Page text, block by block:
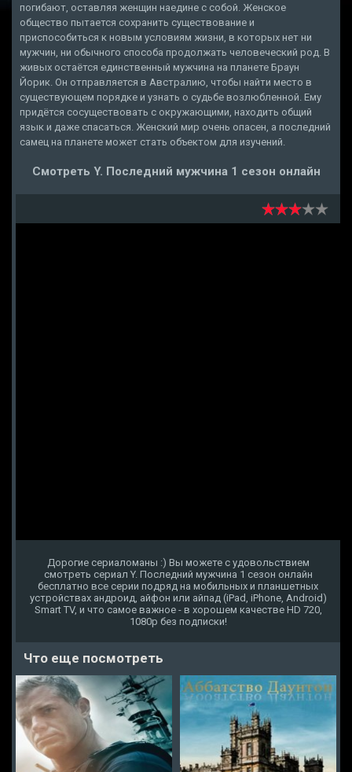
погибают, оставляя женщин наедине с собой. Женское
общество пытается сохранить существование и
приспособиться к новым условиям жизни, в которых нет ни
мужчин, ни обычного способа продолжать человеческий род. В
живых остаётся единственный мужчина на планете Браун
Йорик. Он отправляется в Австралию, чтобы найти место в
существующем порядке и узнать о судьбе возлюбленной. Ему
придётся сосуществовать с окружающими, находить общий
язык и даже спасаться. Женский мир очень опасен, а последний
самец на планете может стать объектом для изучений.
Смотреть Y. Последний мужчина 1 сезон онлайн
Дорогие сериаломаны :) Вы можете с удовольствием
смотреть сериал Y. Последний мужчина 1 сезон онлайн
бесплатно все серии подряд на мобильных и планшетных
устройствах андроид, айфон или айпад (iPad, iPhone, Android)
Smart TV, и что самое важное - в хорошем качестве HD 720,
1080p без подписки!
Что еще посмотреть